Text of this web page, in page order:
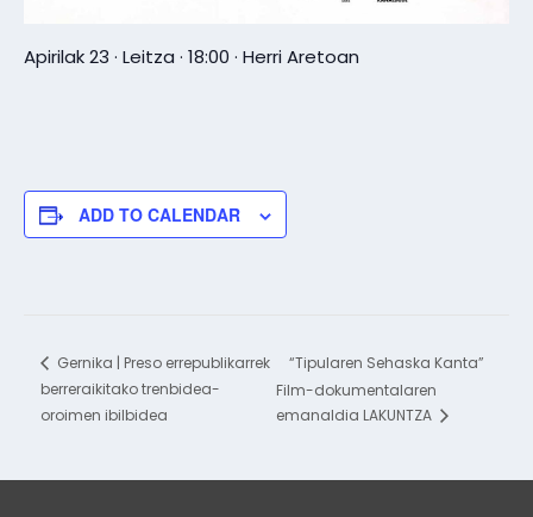
Apirilak 23 · Leitza · 18:00 · Herri Aretoan
ADD TO CALENDAR
Gernika | Preso errepublikarrek
berreraikitako trenbidea-
oroimen ibilbidea
“Tipularen Sehaska Kanta”
Film-dokumentalaren
emanaldia LAKUNTZA